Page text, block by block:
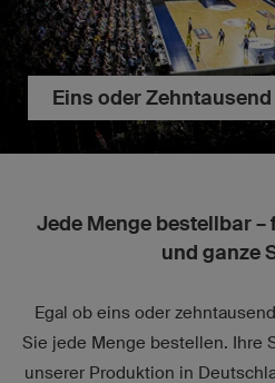
Eins oder Zehntausend
Jede Menge bestellbar
und ganze
Egal ob eins oder
Sie jede Menge bestellen. Ihre
unserer Produktion in